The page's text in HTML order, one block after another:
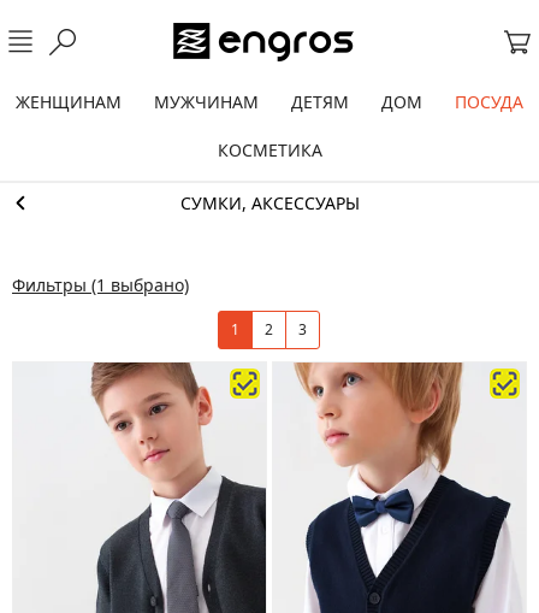
ЖЕНЩИНАМ МУЖЧИНАМ ДЕТЯМ ДОМ ПОСУДА
КОСМЕТИКА
СУМКИ, АКСЕССУАРЫ
Фильтры (1 выбрано)
1 2 3